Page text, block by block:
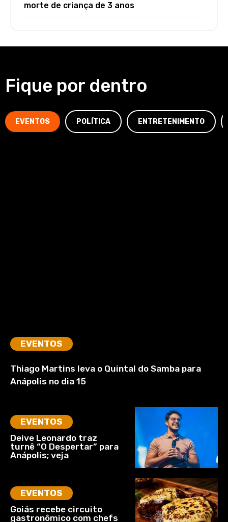
morte de criança de 3 anos
Fique por dentro
EVENTOS POLÍTICA ENTRETENIMENTO
EVENTOS
Thiago Martins leva o Quintal do Samba para
Anápolis no dia 15
EVENTOS
Deive Leonardo traz
turnê “O Despertar” para
Anápolis; veja
EVENTOS
Goiás recebe circuito
gastronômico com chefs